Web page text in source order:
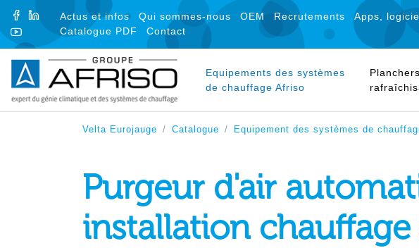
FACEBOOK
LINKEDIN
YOUTUBE
Actus et infos Qui sommes-nous OEM Recrutements Apps,
Catalogue PDF
Contact
Equipements des systèmes
de chauffage Afriso
Velta Eurojauge Catalogue Equipement des systèmes de
Purgeur d'air
installation chauffage